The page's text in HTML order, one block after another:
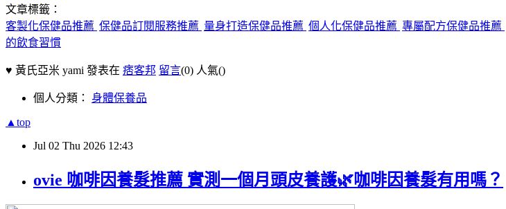
文章標籤：
客製化保健品推薦 保健品訂閱服務推薦 量身打造保健品推薦 個人化保健品推薦 專屬配方保健品推薦
的飲食習慣
♥ 黃氏亞米 yami 發表在 痞客邦 留言(0) 人氣()
個人分類： 身體保養品
▲top
Jul 02 Thu 2026 12:43
ovie 咖啡因養髮推薦 實測一個月頭皮養護🌿咖啡因養髮有用嗎？